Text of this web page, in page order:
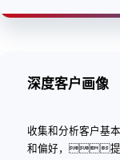
深度客户画像
收集和分析客户基
和偏好，提